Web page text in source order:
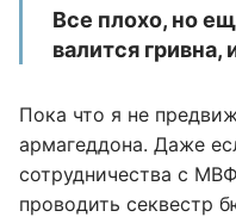
Все плохо, но
валится
Пока что я не
армагеддона. Даже
сотрудничества с
проводить секвестр